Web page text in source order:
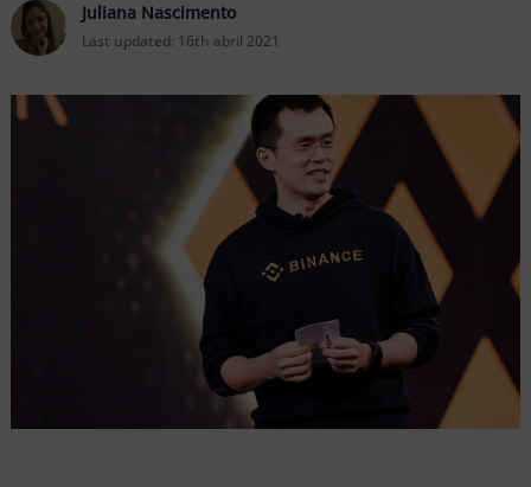
Juliana Nascimento
Last updated: 16th abril 2021